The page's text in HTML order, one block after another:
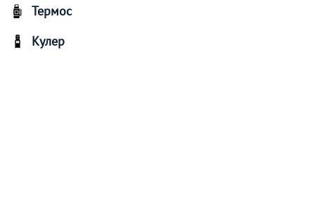
Термос
Кулер